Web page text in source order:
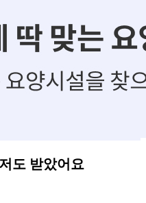
도 받았어요